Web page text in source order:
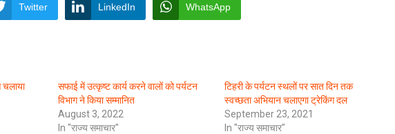
Twitter LinkedIn WhatsApp
सफाई में उत्कृष्ट कार्य करने वालों को पर्यटन
विभाग ने किया सम्मानित
August 3, 2022
In "राज्य समाचार"
टिहरी के पर्यटन स्थलों पर सात दिन तक
स्वच्छता अभियान चलाएगा ट्रेकिंग दल
September 23, 2021
In "राज्य समाचार"